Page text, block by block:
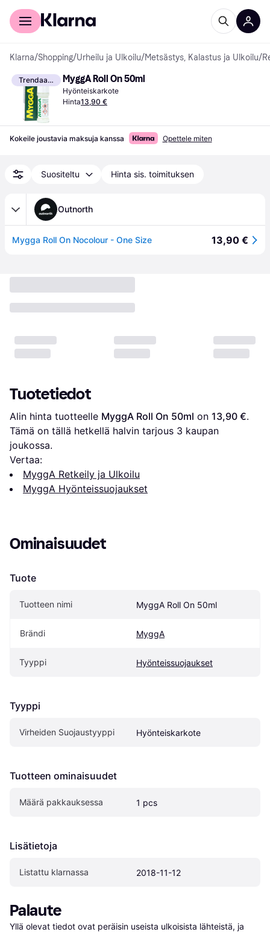
Kuluttajille
Klarna/Shopping/Urheilu ja Ulkoilu/Metsästys, Kalastus ja Ulkoilu/
Trendaava MyggA Roll On 50ml
Hyönteiskarkote
Hinta13,90 €
Kokeile joustavia maksuja kanssa Opettele miten
Suositeltu Hinta sis. toimituksen
Outnorth
Mygga Roll On Nocolour - One Size 13,90 €
Tuotetiedot
Alin hinta tuotteelle MyggA Roll On 50ml on 13,90 €.
Tämä on tällä hetkellä halvin tarjous 3 kaupan
joukossa.
Vertaa:
MyggA Retkeily ja Ulkoilu
MyggA Hyönteissuojaukset
Ominaisuudet
Tuote
Tuotteen nimi MyggA Roll On 50ml
Brändi MyggA
Tyyppi Hyönteissuojaukset
Tyyppi
Virheiden Suojaustyyppi Hyönteiskarkote
Tuotteen ominaisuudet
Määrä pakkauksessa 1 pcs
Lisätietoja
Listattu klarnassa 2018-11-12
Palaute
Yllä olevat tiedot ovat peräisin useista ulkoisista lähteistä, ja